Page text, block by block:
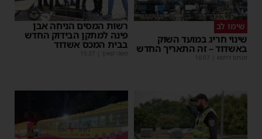
שימו לב
שינוי חריג במועד השוק
באשדוד – זה התאריך החדש
מנחם דויטש 16:07
רשות המסים הניחה אבן
פינה למתקן הבידוק החדש
בבית המכס אשדוד
משה קאהן 15:37